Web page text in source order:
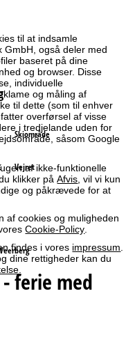
til at indsamle
GmbH, også deler med
baseret på dine
og browser. Disse
individuelle
og måling af
til dette (som til enhver
overførsel af visse
i tredjelande uden for
såsom Google
af ikke-funktionelle
klikker påAfvis , vil vi kun
og påkrævede for at
af cookies og muligheden
Cookie-Policy
findes i vores impressum
dine rettigheder kan du
Skiområde
Vejret
ferie med